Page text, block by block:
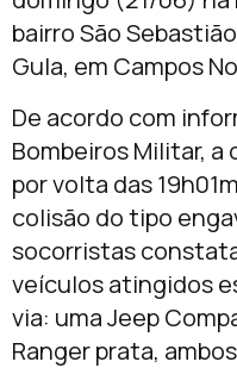
bairro São
Gula, em Campos
De acordo com
Bombeiros Militar,
por volta das
colisão do tipo
socorristas
veículos atingidos
via: uma Jeep
Ranger prata,